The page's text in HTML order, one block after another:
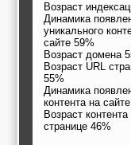
Возраст
Динамика
уникального
сайте 59%
Возраст домена
Возраст URL
55%
Динамика
контента на
Возраст контента
странице 46%